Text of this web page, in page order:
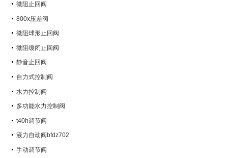
微阻止回阀
800x压差阀
微阻球形止回阀
微阻缓闭止回阀
静音止回阀
自力式控制阀
水力控制阀
多功能水力控制阀
t40h调节阀
液力自动阀bfdz702
手动调节阀